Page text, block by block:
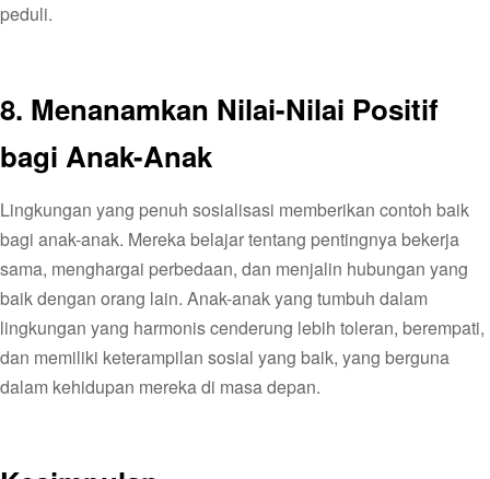
peduli.
8. Menanamkan Nilai-Nilai Positif
bagi Anak-Anak
Lingkungan yang penuh sosialisasi memberikan contoh baik
bagi anak-anak. Mereka belajar tentang pentingnya bekerja
sama, menghargai perbedaan, dan menjalin hubungan yang
baik dengan orang lain. Anak-anak yang tumbuh dalam
lingkungan yang harmonis cenderung lebih toleran, berempati,
dan memiliki keterampilan sosial yang baik, yang berguna
dalam kehidupan mereka di masa depan.